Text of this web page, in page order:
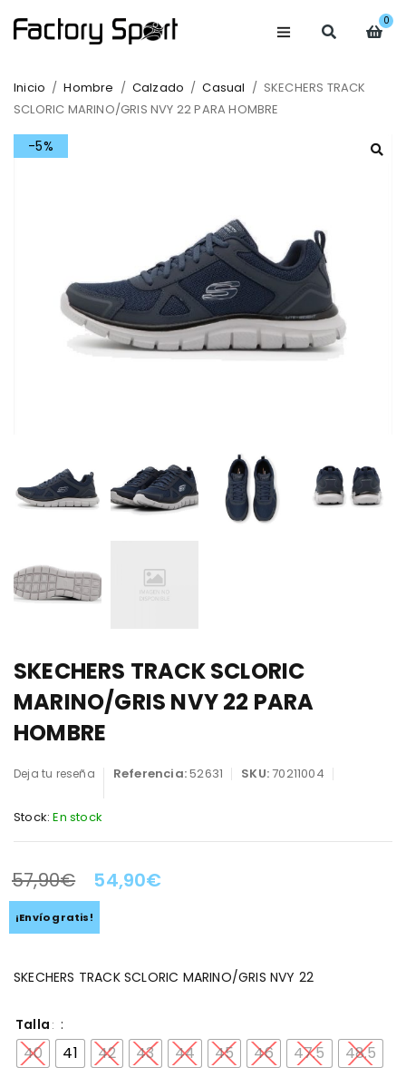
0
Inicio / Hombre / Calzado / Casual / SKECHERS TRACK
SCLORIC MARINO/GRIS NVY 22 PARA HOMBRE
-5%
SKECHERS TRACK SCLORIC
MARINO/GRIS NVY 22 PARA
HOMBRE
Deja tu reseña Referencia:52631 SKU:70211004
Stock: En stock
LA OFERTA TERMINA EN:
57,90€ 54,90€
¡Envío gratis!
SKECHERS TRACK SCLORIC MARINO/GRIS NVY 22
Talla
40 41 42 43 44 45 46 47.5 48.5